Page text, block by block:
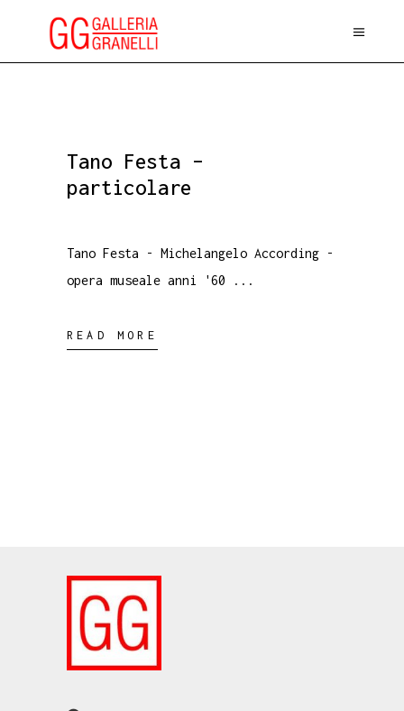
Tano Festa –
particolare
Tano Festa - Michelangelo According -
opera museale anni '60
READ MORE